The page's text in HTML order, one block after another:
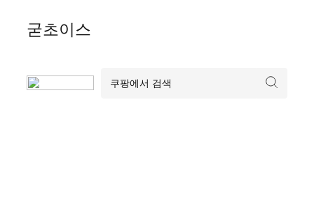
Skip굳초이스